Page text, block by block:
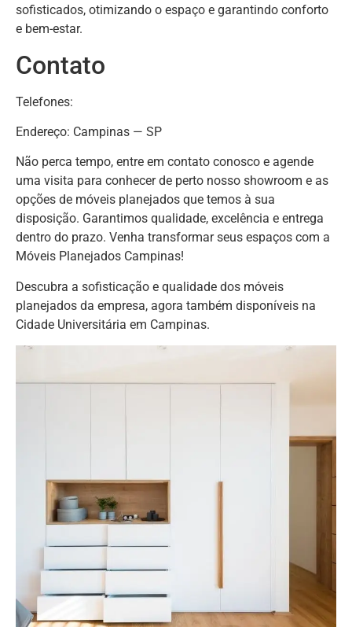
sofisticados, otimizando o espaço e garantindo conforto
e bem-estar.
Contato
Telefones:
Endereço: Campinas — SP
Não perca tempo, entre em contato conosco e agende
uma visita para conhecer de perto nosso showroom e as
opções de móveis planejados que temos à sua
disposição. Garantimos qualidade, excelência e entrega
dentro do prazo. Venha transformar seus espaços com a
Móveis Planejados Campinas!
Descubra a sofisticação e qualidade dos móveis
planejados da empresa, agora também disponíveis na
Cidade Universitária em Campinas.